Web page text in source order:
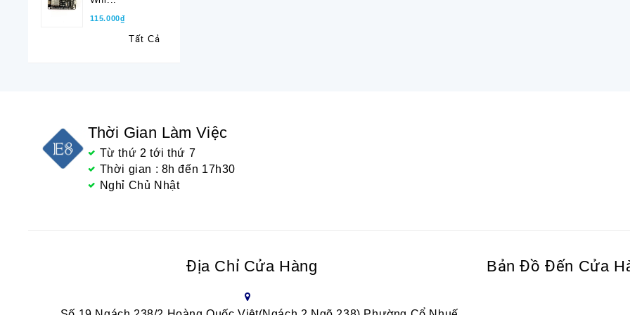
115.000₫
Tất Cả
Thời Gian Làm Việc
Từ thứ 2 tới thứ 7
Thời gian : 8h đến 17h30
Nghỉ Chủ Nhật
Địa Chỉ Cửa Hàng Bản Đồ Đến Cửa